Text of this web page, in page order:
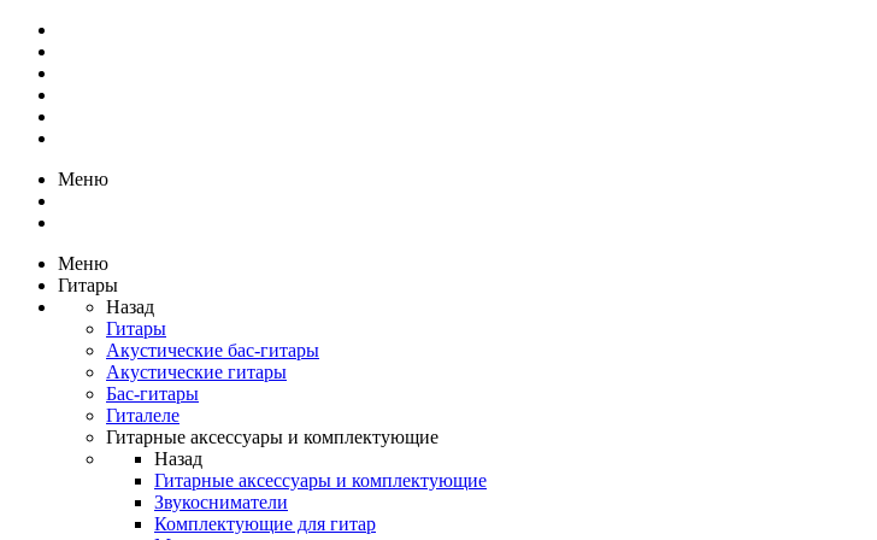
Меню
Меню
Гитары
Назад
Гитары
Акустические бас-гитары
Акустические гитары
Бас-гитары
Гиталеле
Гитарные аксессуары и комплектующие
Назад
Гитарные аксессуары и комплектующие
Звукосниматели
Комплектующие для гитар